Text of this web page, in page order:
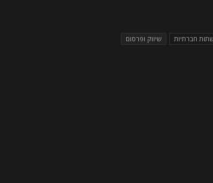
חברתיות שיווק ופרסום